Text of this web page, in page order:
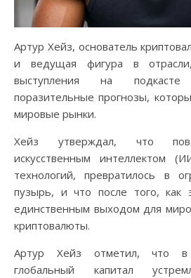
Артур Хейз, основатель
и ведущая фигура в
выступления на
поразительные прогнозы,
мировые рынки.
Хейз утверждал, что
искусственным интеллектом
технологий, превратилось в
пузырь, и что после того, как
единственным выходом для
криптовалюты.
Артур Хейз отметил, что в
глобальный капитал